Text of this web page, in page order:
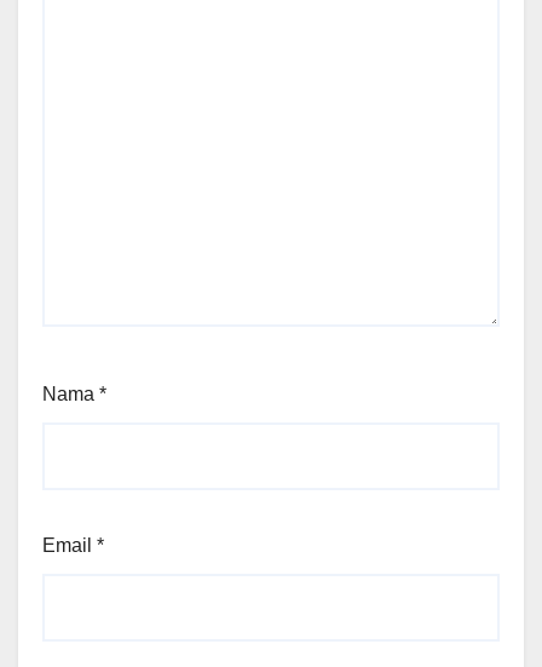
Nama *
Email *